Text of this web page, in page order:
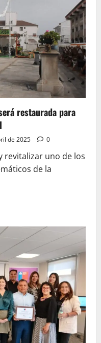
restaurada para
de 2025 0
revitalizar uno de los
de la